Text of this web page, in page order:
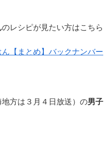
のレシピが見たい方はこちら
ん【まとめ】バックナンバー
方は３月４日放送）の男子